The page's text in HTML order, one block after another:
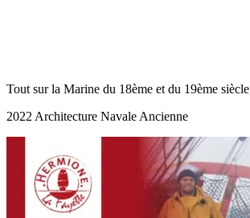
Tout sur la Marine du 18ème et du 19ème siècle
2022 Architecture Navale Ancienne